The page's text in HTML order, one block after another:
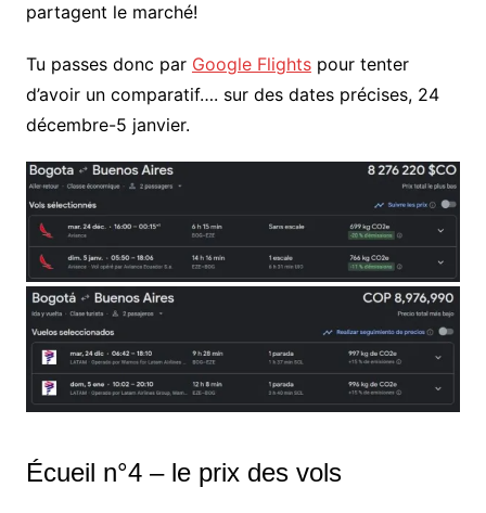
partagent le marché!
Tu passes donc par Google Flightspour tenter
d’avoir un comparatif…. sur des dates précises, 24
décembre-5 janvier.
Écueil n°4 – le prix des vols